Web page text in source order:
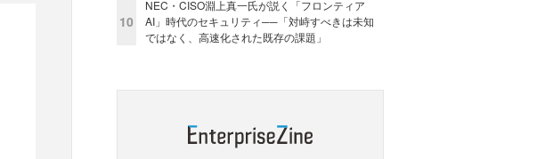
10
NEC・CISO淵上真一氏が説く「フロンティア
AI」時代のセキュリティ──「対峙すべきは未知
ではなく、高速化された既存の課題」